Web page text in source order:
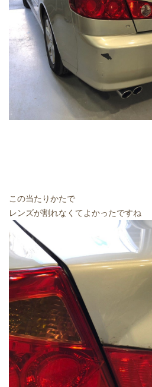
この当たりかたで
レンズが割れなくてよかったですね